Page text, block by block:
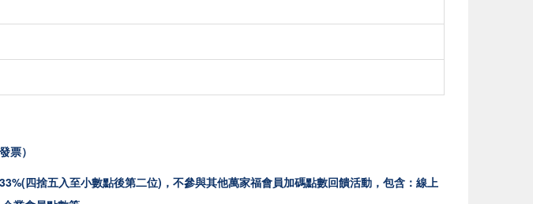
票）
四捨五入至小數點後第二位)，不參與其他萬家福會員加碼點數回饋活動，包含：線上